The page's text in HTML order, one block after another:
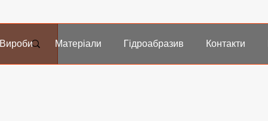
Вироби Матеріали Гідроабразив Контакти